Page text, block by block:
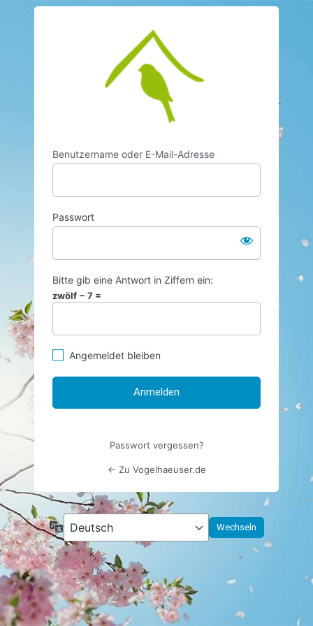
Benutzername oder E-Mail-Adresse
Passwort
Bitte gib eine Antwort in Ziffern ein:
zwölf − 7 =
Angemeldet bleiben
Passwort vergessen?
← Zu Vogelhaeuser.de
Sprache